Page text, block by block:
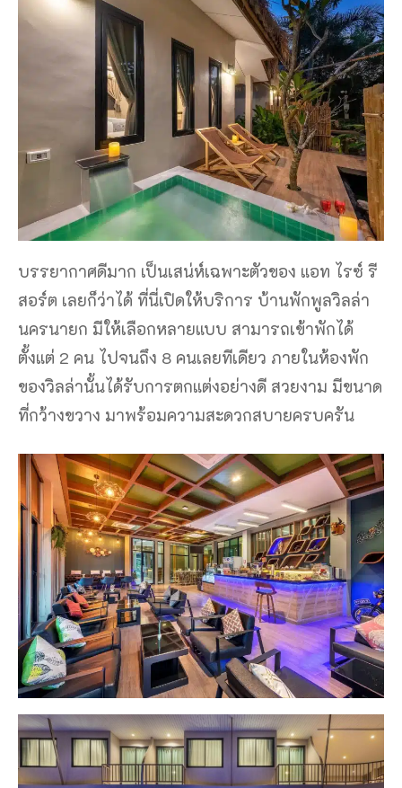
บรรยากาศดีมาก เป็นเสน่ห์เฉพาะตัวของ แอท ไรซ์ รี
สอร์ต เลยก็ว่าได้ ที่นี่เปิดให้บริการ บ้านพักพูลวิลล่า
นครนายก มีให้เลือกหลายแบบ สามารถเข้าพักได้
ตั้งแต่ 2 คน ไปจนถึง 8 คนเลยทีเดียว ภายในห้องพัก
ของวิลล่านั้นได้รับการตกแต่งอย่างดี สวยงาม มีขนาด
ที่กว้างขวาง มาพร้อมความสะดวกสบายครบครัน